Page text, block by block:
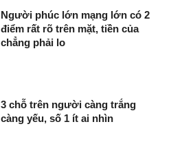
Người phúc lớn mạng lớn có 2
điểm rất rõ trên mặt, tiền của
chẳng phải lo
3 chỗ trên người càng trắng
càng yếu, số 1 ít ai nhìn